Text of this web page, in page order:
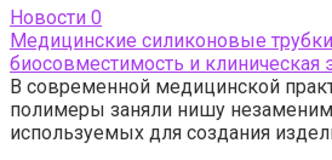
Новости 0
Медицинские силиконовые
биосовместимость и клиническая
В современной медицинской
полимеры заняли нишу
используемых для создания